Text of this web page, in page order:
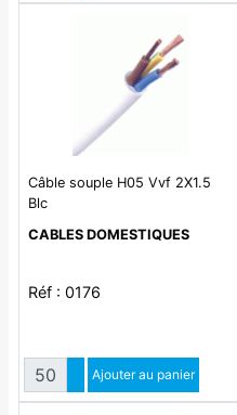
Câble souple H05 Vvf 2X1.5
Blc
CABLES DOMESTIQUES
Réf : 0176
QuantitéAugmenter quantité
Diminuer quantité
Ajouter au panier